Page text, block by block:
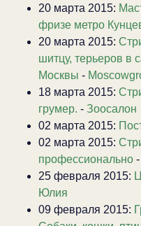
20 марта 2015:
фризе метро
20 марта 2015:
шитцу, терьеров в
Москвы -
18 марта 2015:
грумер. - Зоосалон
02 марта 2015:
02 марта 2015:
профессионально -
25 февраля 2015:
Юлия
09 февраля 2015: